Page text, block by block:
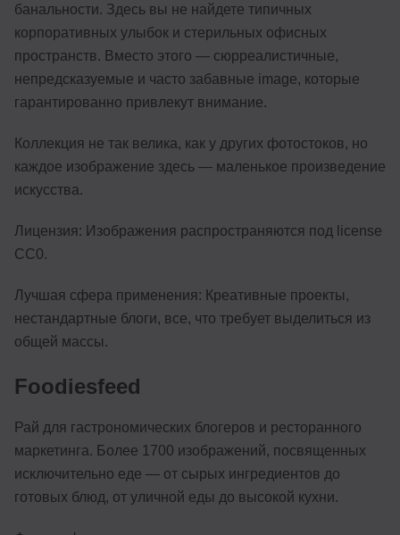
банальности. Здесь вы не найдете типичных
корпоративных улыбок и стерильных офисных
пространств. Вместо этого — сюрреалистичные,
непредсказуемые и часто забавные image, которые
гарантированно привлекут внимание.
Коллекция не так велика, как у других фотостоков, но
каждое изображение здесь — маленькое произведение
искусства.
Лицензия: Изображения распространяются под license
CC0.
Лучшая сфера применения: Креативные проекты,
нестандартные блоги, все, что требует выделиться из
общей массы.
Foodiesfeed
Рай для гастрономических блогеров и ресторанного
маркетинга. Более 1700 изображений, посвященных
исключительно еде — от сырых ингредиентов до
готовых блюд, от уличной еды до высокой кухни.